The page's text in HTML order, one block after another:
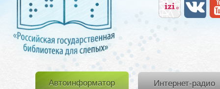
Автоинформатор Интернет-радио